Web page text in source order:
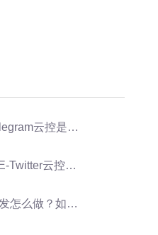
控是做什么的？
控是做什么的？
提升推特转化率？